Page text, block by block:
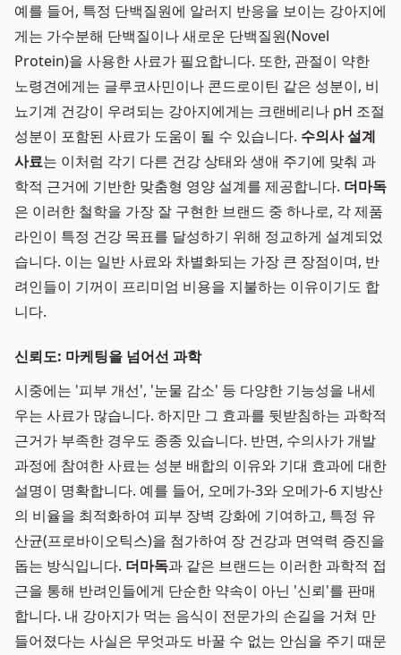
예를 들어, 특정 단백질원에 알러지 반응을 보이는 강아지에
게는 가수분해 단백질이나 새로운 단백질원(Novel
Protein)을 사용한 사료가 필요합니다. 또한, 관절이 약한
노령견에게는 글루코사민이나 콘드로이틴 같은 성분이, 비
뇨기계 건강이 우려되는 강아지에게는 크랜베리나 pH 조절
성분이 포함된 사료가 도움이 될 수 있습니다. 수의사 설계
사료는 이처럼 각기 다른 건강 상태와 생애 주기에 맞춰 과
학적 근거에 기반한 맞춤형 영양 설계를 제공합니다. 더마독
은 이러한 철학을 가장 잘 구현한 브랜드 중 하나로, 각 제품
라인이 특정 건강 목표를 달성하기 위해 정교하게 설계되었
습니다. 이는 일반 사료와 차별화되는 가장 큰 장점이며, 반
려인들이 기꺼이 프리미엄 비용을 지불하는 이유이기도 합
니다.
신뢰도: 마케팅을 넘어선 과학
시중에는 '피부 개선', '눈물 감소' 등 다양한 기능성을 내세
우는 사료가 많습니다. 하지만 그 효과를 뒷받침하는 과학적
근거가 부족한 경우도 종종 있습니다. 반면, 수의사가 개발
과정에 참여한 사료는 성분 배합의 이유와 기대 효과에 대한
설명이 명확합니다. 예를 들어, 오메가-3와 오메가-6 지방산
의 비율을 최적화하여 피부 장벽 강화에 기여하고, 특정 유
산균(프로바이오틱스)을 첨가하여 장 건강과 면역력 증진을
돕는 방식입니다. 더마독과 같은 브랜드는 이러한 과학적 접
근을 통해 반려인들에게 단순한 약속이 아닌 '신뢰'를 판매
합니다. 내 강아지가 먹는 음식이 전문가의 손길을 거쳐 만
들어졌다는 사실은 무엇과도 바꿀 수 없는 안심을 주기 때문